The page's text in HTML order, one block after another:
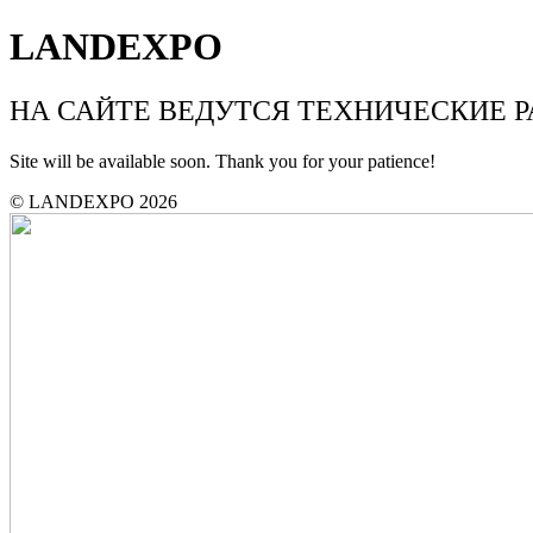
LANDEXPO
НА САЙТЕ ВЕДУТСЯ ТЕХНИЧЕСКИЕ
Site will be available soon. Thank you for your patience!
© LANDEXPO 2026